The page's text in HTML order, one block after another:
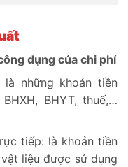
dụng của chi phí
những khoản tiền
BHYT, thuế,…
tiếp: là khoản tiền
liệu được sử dụng